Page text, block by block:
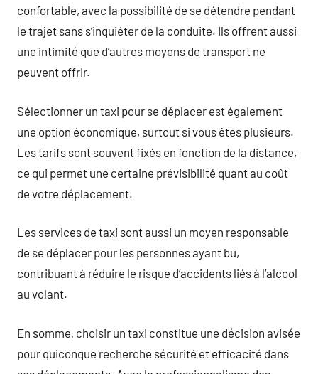
confortable, avec la possibilité de se détendre pendant
le trajet sans s’inquiéter de la conduite. Ils offrent aussi
une intimité que d’autres moyens de transport ne
peuvent offrir.
Sélectionner un taxi pour se déplacer est également
une option économique, surtout si vous êtes plusieurs.
Les tarifs sont souvent fixés en fonction de la distance,
ce qui permet une certaine prévisibilité quant au coût
de votre déplacement.
Les services de taxi sont aussi un moyen responsable
de se déplacer pour les personnes ayant bu,
contribuant à réduire le risque d’accidents liés à l’alcool
au volant.
En somme, choisir un taxi constitue une décision avisée
pour quiconque recherche sécurité et efficacité dans